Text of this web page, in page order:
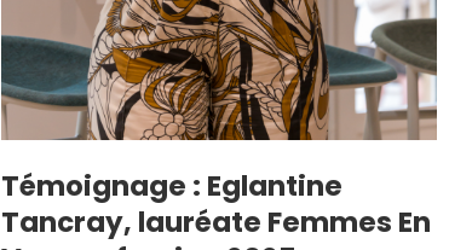
Témoignage : Eglantine
Tancray, lauréate Femmes En